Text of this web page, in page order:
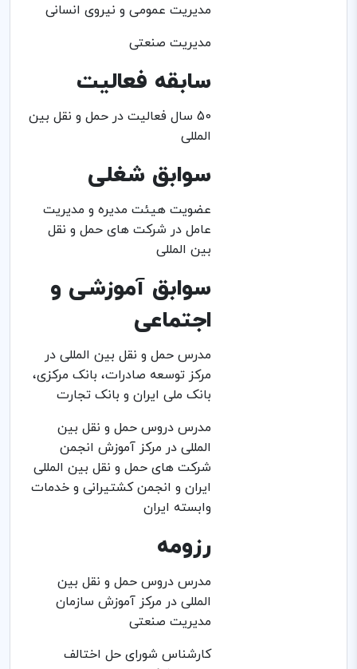
مدیریت عمومی و نیروی انسانی
مدیریت صنعتی
سابقه فعالیت
50 سال فعالیت در حمل و نقل بین
المللی
سوابق شغلی
عضویت هیئت مدیره و مدیریت
عامل در شرکت های حمل و نقل
بین المللی
سوابق آموزشی و
اجتماعی
مدرس حمل و نقل بین المللی در
مرکز توسعه صادرات، بانک مرکزی،
بانک ملی ایران و بانک تجارت
مدرس دروس حمل و نقل بین
المللی در مرکز آموزش انجمن
شرکت های حمل و نقل بین المللی
ایران و انجمن کشتیرانی و خدمات
وابسته ایران
رزومه
مدرس دروس حمل و نقل بین
المللی در مرکز آموزش سازمان
مدیریت صنعتی
کارشناس شورای حل اختالف